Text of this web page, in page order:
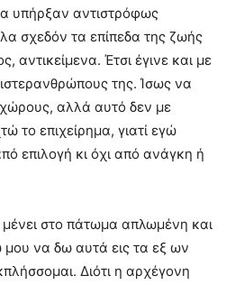
υπήρξαν αντιστρόφως
σχεδόν τα επίπεδα της ζωής
αντικείμενα. Έτσι έγινε και με
της. Ίσως να
αλλά αυτό δεν με
το επιχείρημα, γιατί εγώ
επιλογή κι όχι από ανάγκη ή
στο πάτωμα απλωμένη και
να δω αυτά εις τα εξ ων
Διότι η αρχέγονη